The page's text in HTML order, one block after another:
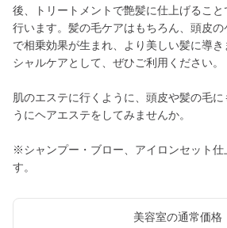
後、トリートメントで艶髪に仕上げるこ
行います。髪の毛ケアはもちろん、頭皮の
で相乗効果が生まれ、より美しい髪に導
シャルケアとして、ぜひご利用ください。
肌のエステに行くように、頭皮や髪の毛に
うにヘアエステをしてみませんか。
※シャンプー・ブロー、アイロンセット仕
す。
美容室の通常価格